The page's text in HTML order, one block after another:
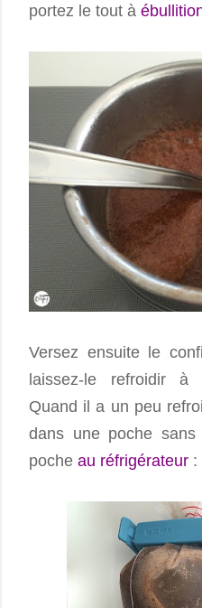
portez le tout à
Versez ensuite le
laissez-le refroidir à
Quand il a un peu
dans une poche
poche au réfrigérateur :